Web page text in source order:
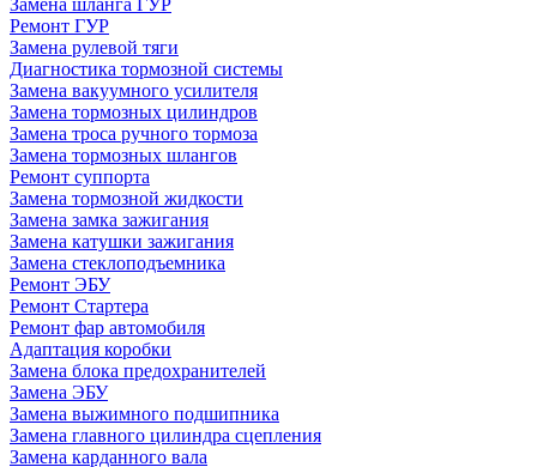
Ремонт ГУР
Замена рулевой тяги
Диагностика тормозной системы
Замена вакуумного усилителя
Замена тормозных цилиндров
Замена троса ручного тормоза
Замена тормозных шлангов
Ремонт суппорта
Замена тормозной жидкости
Замена замка зажигания
Замена катушки зажигания
Замена стеклоподъемника
Ремонт ЭБУ
Ремонт Стартера
Ремонт фар автомобиля
Адаптация коробки
Замена блока предохранителей
Замена ЭБУ
Замена выжимного подшипника
Замена главного цилиндра сцепления
Замена карданного вала